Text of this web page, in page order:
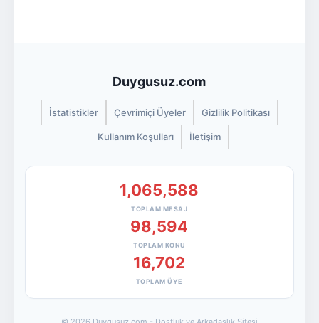
Duygusuz.com
İstatistikler Çevrimiçi Üyeler Gizlilik Politikası
Kullanım Koşulları İletişim
1,065,588
TOPLAM MESAJ
98,594
TOPLAM KONU
16,702
TOPLAM ÜYE